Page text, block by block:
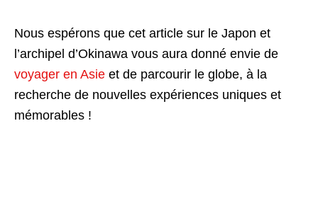
Nous espérons que cet article sur le Japon et
l’archipel d’Okinawa vous aura donné envie de
voyager en Asie et de parcourir le globe, à la
recherche de nouvelles expériences uniques et
mémorables !